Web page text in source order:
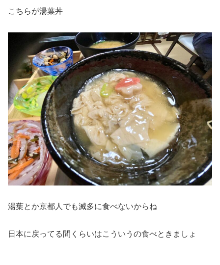
こちらが湯葉丼
湯葉とか京都人でも滅多に食べないからね
日本に戻ってる間くらいはこういうの食べときましょ